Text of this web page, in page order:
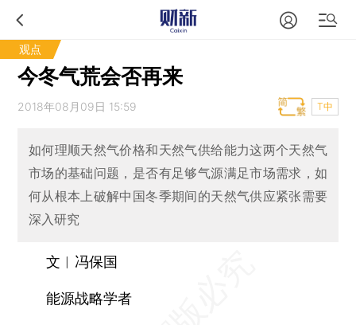
观点
今冬气荒会否再来
2018年08月09日 15:59 T中
如何理顺天然气价格和天然气供给能力这两个天然气
市场的基础问题，是否有足够气源满足市场需求，如
何从根本上破解中国冬季期间的天然气供应紧张需要
深入研究
文︱冯保国
能源战略学者